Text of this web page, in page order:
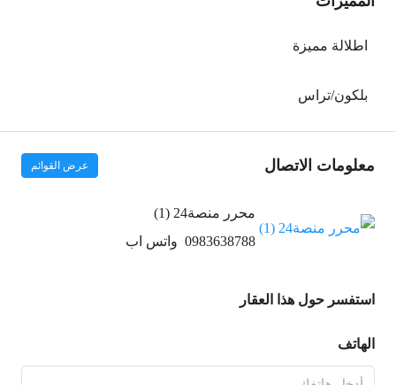
اطلالة مميزة
بلكون/تراس
معلومات الاتصال عرض القوائم
محرر منصة24 (1)
0983638788 واتس اب
استفسر حول هذا العقار
الهاتف